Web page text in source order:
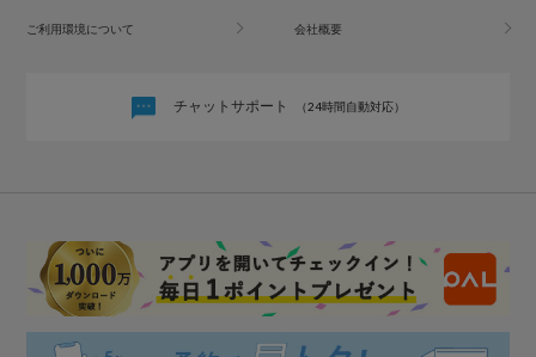
ご利用環境について 会社概要
チャットサポート （24時間自動対応）